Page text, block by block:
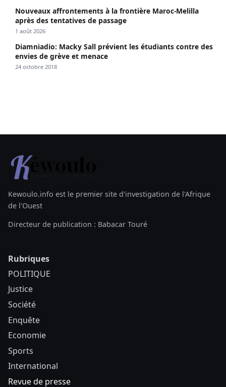
Nouveaux affrontements à la frontière Maroc-Melilla
après des tentatives de passage
1 août 2026
Diamniadio: Macky Sall prévient les étudiants contre des
envies de grève et menace
24 octobre 2018
Kewoulo.info est le premier site d'investigation de l'Afrique
de l'Ouest
Directeur de publication : Babacar Touré
Rubriques
POLITIQUE
Justice
Société
Enquête
Economie
Sports
International
Revue de presse